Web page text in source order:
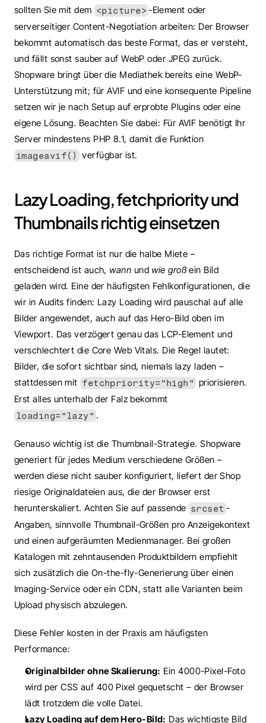
sollten Sie mit dem <picture> -Element oder
serverseitiger Content-Negotiation arbeiten: Der Browser
bekommt automatisch das beste Format, das er versteht,
und fällt sonst sauber auf WebP oder JPEG zurück.
Shopware bringt über die Mediathek bereits eine WebP-
Unterstützung mit; für AVIF und eine konsequente Pipeline
setzen wir je nach Setup auf erprobte Plugins oder eine
eigene Lösung. Beachten Sie dabei: Für AVIF benötigt Ihr
imageavif() verfügbar ist.
Lazy Loading, fetchpriority und
Thumbnails richtig einsetzen
Das richtige Format ist nur die halbe Miete –
entscheidend ist auch, wann und wie groß ein Bild
geladen wird. Eine der häufigsten Fehlkonfigurationen, die
wir in Audits finden: Lazy Loading wird pauschal auf alle
Bilder angewendet, auch auf das Hero-Bild oben im
Viewport. Das verzögert genau das LCP-Element und
verschlechtert die Core Web Vitals. Die Regel lautet:
Bilder, die sofort sichtbar sind, niemals lazy laden –
stattdessen mit fetchpriority="high" priorisieren.
loading="lazy" .
Genauso wichtig ist die Thumbnail-Strategie. Shopware
generiert für jedes Medium verschiedene Größen –
werden diese nicht sauber konfiguriert, liefert der Shop
riesige Originaldateien aus, die der Browser erst
herunterskaliert. Achten Sie auf passende srcset -
Angaben, sinnvolle Thumbnail-Größen pro Anzeigekontext
und einen aufgeräumten Medienmanager. Bei großen
Katalogen mit zehntausenden Produktbildern empfiehlt
sich zusätzlich die On-the-fly-Generierung über einen
Imaging-Service oder ein CDN, statt alle Varianten beim
Upload physisch abzulegen.
Diese Fehler kosten in der Praxis am häufigsten
Performance:
Originalbilder ohne Skalierung: Ein 4000-Pixel-Foto
wird per CSS auf 400 Pixel gequetscht – der Browser
lädt trotzdem die volle Datei.
Lazy Loading auf dem Hero-Bild: Das wichtigste Bild